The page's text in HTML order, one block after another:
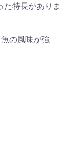
た特長がありま
の風味が強